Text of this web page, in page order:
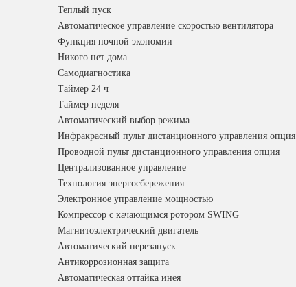
Теплый пуск
Автоматическое управление скоростью вентилятора
Функция ночной экономии
Никого нет дома
Самодиагностика
Таймер 24 ч
Таймер неделя
Автоматический выбор режима
Инфракрасный пульт дистанционного управления опция
Проводной пульт дистанционного управления опция
Централизованное управление
Технология энергосбережения
Электронное управление мощностью
Компрессор с качающимся ротором SWING
Магнитоэлектрический двигатель
Автоматический перезапуск
Антикоррозионная защита
Автоматическая оттайка инея